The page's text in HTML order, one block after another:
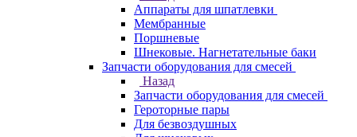
Аппараты для шпатлевки
Мембранные
Поршневые
Шнековые. Нагнетательные баки
Запчасти оборудования для смесей
Назад
Запчасти оборудования для смесей
Героторные пары
Для безвоздушных